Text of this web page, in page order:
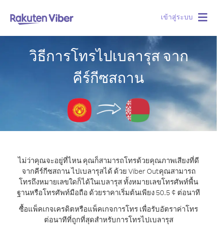
เข้าสู่ระบบ
วิธีการโทรไปเบลารุส จาก
คีร์กีซสถาน
ไม่ว่าคุณจะอยู่ที่ไหน คุณก็สามารถโทรด้วยคุณภาพเสียงที่ดี
จากคีร์กีซสถาน ไปเบลารุสได้ ด้วย Viber Outคุณสามารถ
โทรถึงหมายเลขใดก็ได้ในเบลารุส ทั้งหมายเลขโทรศัพท์พื้น
ฐานหรือโทรศัพท์มือถือ ด้วยราคาเริ่มต้นเพียง 50.5 ¢ ต่อนาที
ซื้อแพ็คเกจเครดิตหรือแพ็คเกจการโทร เพื่อรับอัตราค่าโทร
ต่อนาทีที่ถูกที่สุดสำหรับการโทรไปเบลารุส